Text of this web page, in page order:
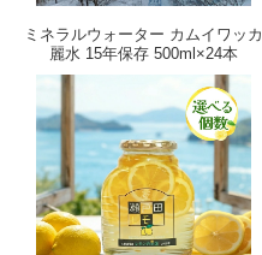
ミネラルウォーター カムイワッカ
麗水 15年保存 500ml×24本